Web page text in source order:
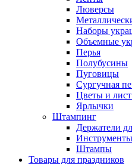
Люверсы
Наборы
Объемные
Перья
Полубусины
Пуговицы
Сургучная
Цветы и
Ярлычки
Штампинг
Держатели
Инструменты
Штампы
Товары для праздников